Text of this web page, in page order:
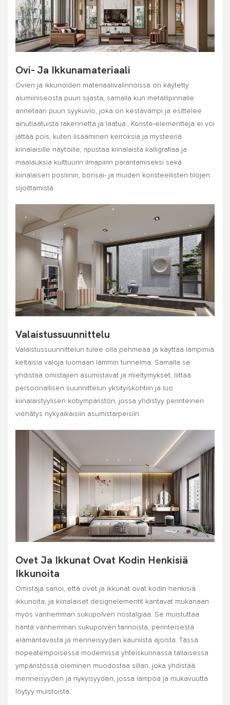
Ovi- Ja Ikkunamateriaali
Ovien ja ikkunoiden materiaalivalinnoissa on käytetty
alumiiniseosta puun sijasta, samalla kun metallipinnalle
annetaan puun syykuvio, joka on kestävämpi ja esittelee
ainutlaatuista rakennetta ja laatua., Koriste-elementtejä ei voi
jättää pois, kuten lisääminen kerroksia ja mysteeriä
kiinalaisille näytöille, ripustaa kiinalaista kalligrafiaa ja
maalauksia kulttuurin ilmapiirin parantamiseksi sekä
kiinalaisen posliinin, bonsai- ja muiden koristeellisten tilojen
sijoittamista
Valaistussuunnittelu
Valaistussuunnittelun tulee olla pehmeää ja käyttää lämpimiä
keltaisia ​​valoja luomaan lämmin tunnelma. Samalla se
yhdistää omistajien asumistavat ja mieltymykset, liittää
persoonallisen suunnittelun yksityiskohtiin ja luo
kiinalaistyylisen kotiympäristön, jossa yhdistyy perinteinen
viehätys nykyaikaisiin asumistarpeisiin.
Ovet Ja Ikkunat Ovat Kodin Henkisiä
Ikkunoita
Omistaja sanoi, että ovet ja ikkunat ovat kodin henkisiä
ikkunoita, ja kiinalaiset designelementit kantavat mukanaan
myös vanhemman sukupolven nostalgiaa. Se muistuttaa
häntä vanhemman sukupolven tarinoista, perinteisestä
elämäntavasta ja menneisyyden kauniista ajoista. Tässä
nopeatempoisessa modernissa yhteiskunnassa tällaisessa
ympäristössä oleminen muodostaa sillan, joka yhdistää
menneisyyden ja nykyisyyden, jossa lämpöä ja mukavuutta
löytyy muistoista.